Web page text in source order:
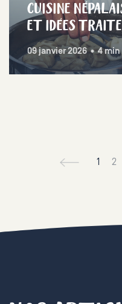
CUISINE
ET IDÉES
09 janvier 2026 • 4 min
1 2